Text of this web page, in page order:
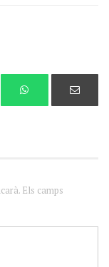
Els camps